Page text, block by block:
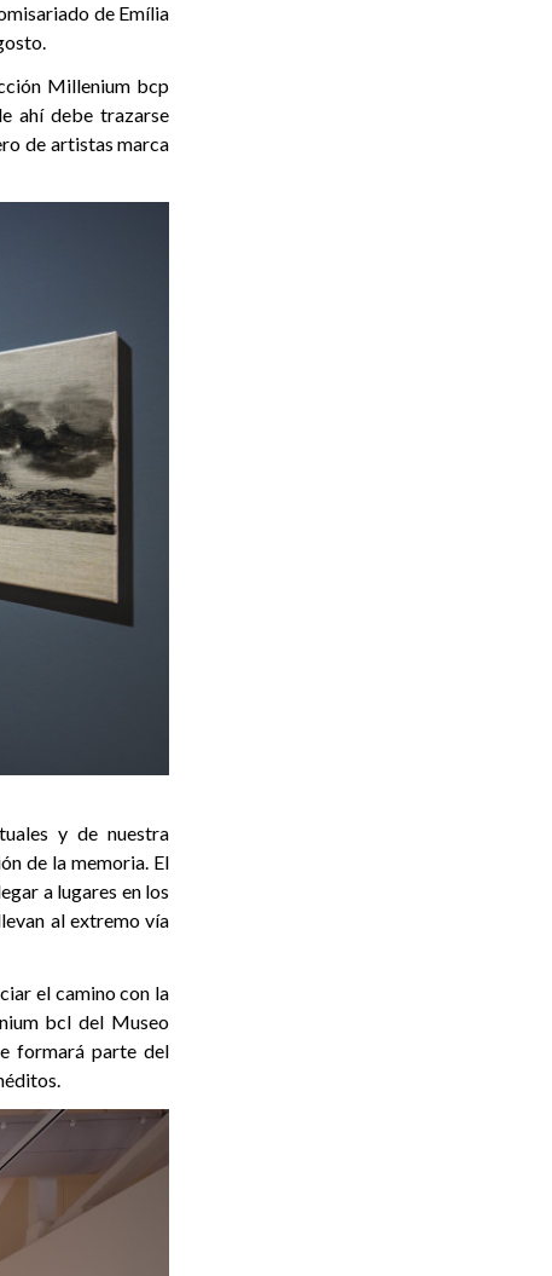
de Emília
Millenium bcp
ahí debe trazarse
de artistas marca
y de nuestra
de la memoria. El
a lugares en los
al extremo vía
el camino con la
bcl del Museo
formará parte del